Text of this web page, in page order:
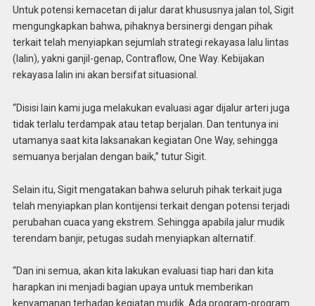
Untuk potensi kemacetan di jalur darat khususnya jalan tol, Sigit
mengungkapkan bahwa, pihaknya bersinergi dengan pihak
terkait telah menyiapkan sejumlah strategi rekayasa lalu lintas
(lalin), yakni ganjil-genap, Contraflow, One Way. Kebijakan
rekayasa lalin ini akan bersifat situasional.
“Disisi lain kami juga melakukan evaluasi agar dijalur arteri juga
tidak terlalu terdampak atau tetap berjalan. Dan tentunya ini
utamanya saat kita laksanakan kegiatan One Way, sehingga
semuanya berjalan dengan baik,” tutur Sigit.
Selain itu, Sigit mengatakan bahwa seluruh pihak terkait juga
telah menyiapkan plan kontijensi terkait dengan potensi terjadi
perubahan cuaca yang ekstrem. Sehingga apabila jalur mudik
terendam banjir, petugas sudah menyiapkan alternatif.
“Dan ini semua, akan kita lakukan evaluasi tiap hari dan kita
harapkan ini menjadi bagian upaya untuk memberikan
kenyamanan terhadap kegiatan mudik. Ada program-program